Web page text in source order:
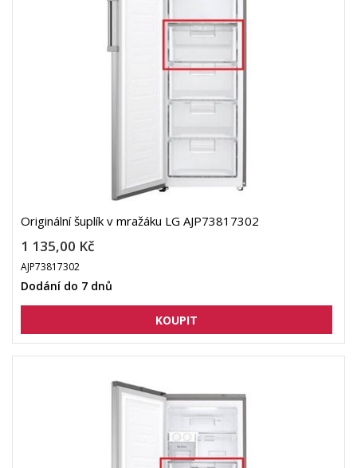
Originální šuplík v mražáku LG AJP73817302
1 135,00 Kč
AJP73817302
Dodání do 7 dnů